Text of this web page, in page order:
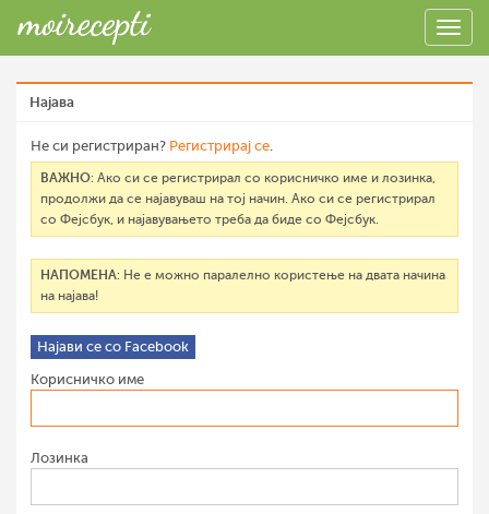
Најава
Не си регистриран? Регистрирај се.
ВАЖНО: Ако си се регистрирал со корисничко име и лозинка,
продолжи да се најавуваш на тој начин. Ако си се регистрирал
со Фејсбук, и најавувањето треба да биде со Фејсбук.
НАПОМЕНА: Не е можно паралелно користење на двата начина
на најава!
Најави се со Facebook
Корисничко име
Лозинка